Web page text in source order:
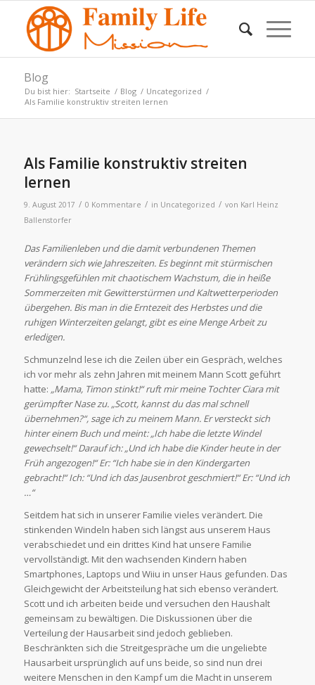
Blog
Du bist hier: Startseite / Blog / Uncategorized /
Als Familie konstruktiv streiten lernen
Als Familie konstruktiv streiten
lernen
9. August 2017 / 0 Kommentare / in Uncategorized / von Karl Heinz
Ballenstorfer
Das Familienleben und die damit verbundenen Themen
verändern sich wie Jahreszeiten. Es beginnt mit stürmischen
Frühlingsgefühlen mit chaotischem Wachstum, die in heiße
Sommerzeiten mit Gewitterstürmen und Kaltwetterperioden
übergehen. Bis man in die Erntezeit des Herbstes und die
ruhigen Winterzeiten gelangt, gibt es eine Menge Arbeit zu
erledigen.
Schmunzelnd lese ich die Zeilen über ein Gespräch, welches
ich vor mehr als zehn Jahren mit meinem Mann Scott geführt
hatte: „Mama, Timon stinkt!“ ruft mir meine Tochter Ciara mit
gerümpfter Nase zu. „Scott, kannst du das mal schnell
übernehmen?“, sage ich zu meinem Mann. Er versteckt sich
hinter einem Buch und meint: „Ich habe die letzte Windel
gewechselt!“ Darauf ich: „Und ich habe die Kinder heute in der
Früh angezogen!“ Er: “Ich habe sie in den Kindergarten
gebracht!“ Ich: “Und ich das Jausenbrot geschmiert!“ Er: “Und ich
…“
Seitdem hat sich in unserer Familie vieles verändert. Die
stinkenden Windeln haben sich längst aus unserem Haus
verabschiedet und ein drittes Kind hat unsere Familie
vervollständigt. Mit den wachsenden Kindern haben
Smartphones, Laptops und Wiiu in unser Haus gefunden. Das
Gleichgewicht der Arbeitsteilung hat sich ebenso verändert.
Scott und ich arbeiten beide und versuchen den Haushalt
gemeinsam zu bewältigen. Die Diskussionen über die
Verteilung der Hausarbeit sind jedoch geblieben.
Beschränkten sich die Streitgespräche um die ungeliebte
Hausarbeit ursprünglich auf uns beide, so sind nun drei
weitere Menschen in den Kampf um die Macht in unserem